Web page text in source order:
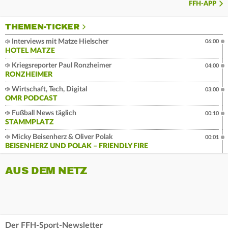
FFH-APP
THEMEN-TICKER
Interviews mit Matze Hielscher
HOTEL MATZE
06:00
Kriegsreporter Paul Ronzheimer
RONZHEIMER
04:00
Wirtschaft, Tech, Digital
OMR PODCAST
03:00
Fußball News täglich
STAMMPLATZ
00:10
Micky Beisenherz & Oliver Polak
BEISENHERZ UND POLAK – FRIENDLY FIRE
00:01
AUS DEM NETZ
Der FFH-Sport-Newsletter